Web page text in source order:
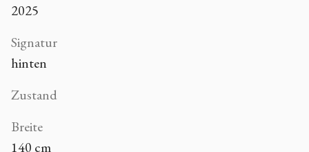
2025
Signatur
hinten
Zustand
Breite
140 cm